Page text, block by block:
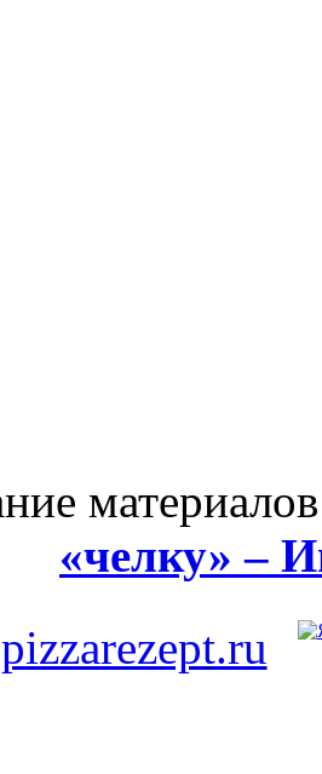
«челку» –
pizzarezept.ru